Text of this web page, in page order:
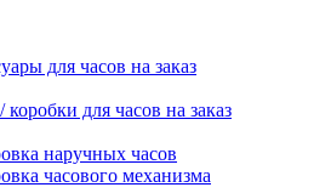
для часов на заказ
коробки для часов на заказ
наручных часов
часового механизма